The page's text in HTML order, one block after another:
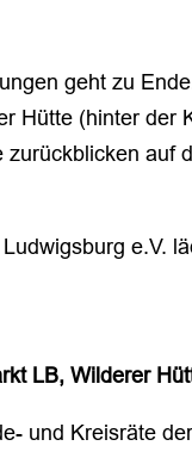
geht zu
Hütte (hinter der
auf
e.V.
LB, Wilderer
und Kreisräte